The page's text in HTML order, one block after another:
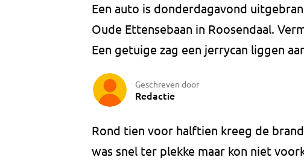
Een auto is donderdagavond
Oude Ettensebaan in Roosendaal.
Een getuige zag een jerrycan liggen
Geschreven door
Redactie
Rond tien voor halftien kreeg de
was snel ter plekke maar kon niet